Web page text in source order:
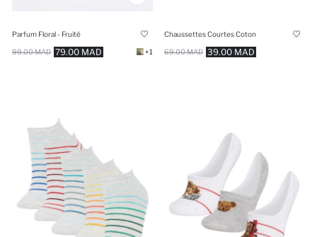
Parfum Floral - Fruité
79.00 MAD
99.00 MAD +1
Chaussettes Courtes Coton
39.00 MAD
69.00 MAD